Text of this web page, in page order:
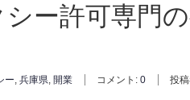
ー許可専門
ー 兵庫県 開業 コメント: 0 投